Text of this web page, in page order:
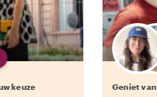
keuze Geniet